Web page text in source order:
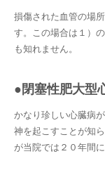
損傷された血管の場
す。この場合は１）
も知れません。
●閉塞性肥大型
かなり珍しい心臓病
神を起こすことが知
が当院では２０年間